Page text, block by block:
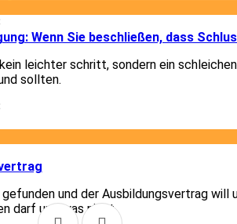
Wenn Sie beschließen, dass
leichter schritt, sondern ein
sollten.
und der Ausbildungsvertrag will
darf und was nicht.